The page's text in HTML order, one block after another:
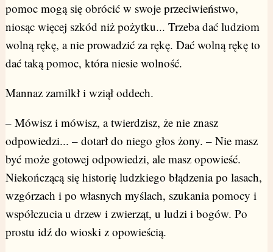
pomoc mogą się obrócić w swoje przeciwieństwo,
niosąc więcej szkód niż pożytku... Trzeba dać ludziom
wolną rękę, a nie prowadzić za rękę. Dać wolną rękę to
dać taką pomoc, która niesie wolność.
Mannaz zamilkł i wziął oddech.
– Mówisz i mówisz, a twierdzisz, że nie znasz
odpowiedzi... – dotarł do niego głos żony. – Nie masz
być może gotowej odpowiedzi, ale masz opowieść.
Niekończącą się historię ludzkiego błądzenia po lasach,
wzgórzach i po własnych myślach, szukania pomocy i
współczucia u drzew i zwierząt, u ludzi i bogów. Po
prostu idź do wioski z opowieścią.